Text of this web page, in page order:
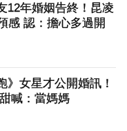
12年婚姻告終！昆凌
感 認：擔心多過開
》女星才公開婚訊！
喊：當媽媽